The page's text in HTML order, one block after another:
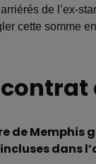
de l’ex-
cette somme
de Memphis
dans